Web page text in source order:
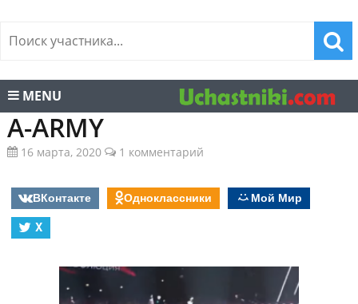
MENU
A-ARMY
16 марта, 2020 1 комментарий
ВКонтакте Одноклассники
Мой Мир
X